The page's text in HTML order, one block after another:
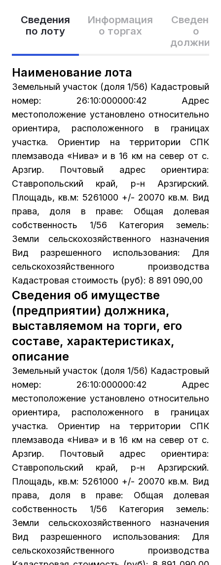
Сведения
по лоту
Информация
о торгах
Сведения
о
Наименование лота
Земельный участок (доля 1/56) Кадастровый
номер: 26:10:000000:42 Адрес
местоположение установлено относительно
ориентира, расположенного в границах
участка. Ориентир на территории СПК
племзавода «Нива» и в 16 км на север от с.
Арзгир. Почтовый адрес ориентира:
Ставропольский край, р-н Арзгирский.
Площадь, кв.м: 5261000 +/- 20070 кв.м. Вид
права, доля в праве: Общая долевая
собственность 1/56 Категория земель:
Земли сельскохозяйственного назначения
Вид разрешенного использования: Для
сельскохозяйственного производства
Кадастровая стоимость (руб): 8 891 090,00
Сведения об имуществе
(предприятии) должника,
выставляемом на торги, его
составе, характеристиках,
описание
Земельный участок (доля 1/56) Кадастровый
номер: 26:10:000000:42 Адрес
местоположение установлено относительно
ориентира, расположенного в границах
участка. Ориентир на территории СПК
племзавода «Нива» и в 16 км на север от с.
Арзгир. Почтовый адрес ориентира:
Ставропольский край, р-н Арзгирский.
Площадь, кв.м: 5261000 +/- 20070 кв.м. Вид
права, доля в праве: Общая долевая
собственность 1/56 Категория земель:
Земли сельскохозяйственного назначения
Вид разрешенного использования: Для
сельскохозяйственного производства